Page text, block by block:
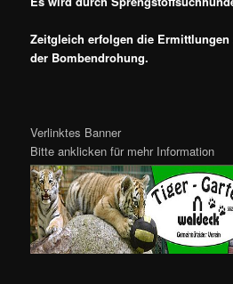
Zeitgleich erfolgen die
der Bombendrohung.
Verlinktes Banner
Bitte anklicken für mehr Information